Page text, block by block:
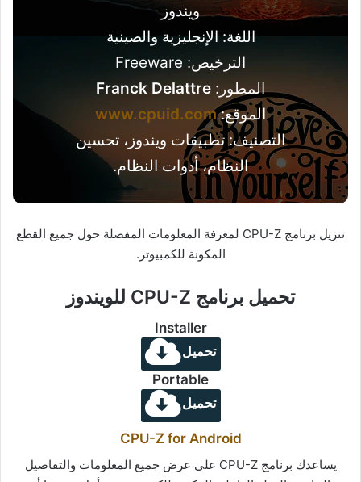
ويندوز
اللغة: الإنجليزية والصينية
الترخيص: Freeware
المطور: Franck Delattre
الموقع:www.cpuid.com
التصنيف: تطبيقات ويندوز، تحسين
النظام، أدوات النظام.
تنزيل برنامج CPU-Z لمعرفة المعلومات المفصلة حول جميع القطع
المكونة للكمبيوتر.
تحميل برنامج CPU-Z للويندوز
Installer
تحميل
Portable
تحميل
CPU-Z for Android
يساعدك برنامج CPU-Z على عرض جميع المعلومات والتفاصيل